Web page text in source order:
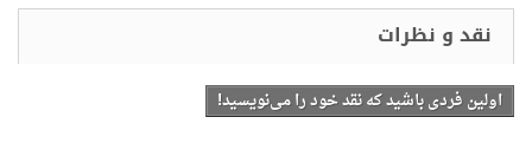
اولین فردی باشید که نقد خود را می‌نویسید!